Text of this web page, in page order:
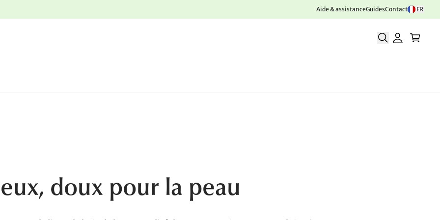
Aide & assistanceGuidesContact FR
doux pour la peau